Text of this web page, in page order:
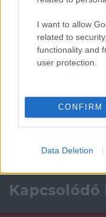
I want to allow
related to
functionality and
user protection.
CONFIRM
Data Deletion
Támogatás
a